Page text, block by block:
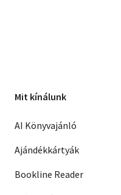
Mit kínálunk
AI Könyvajánló
Ajándékkártyák
Bookline Reader